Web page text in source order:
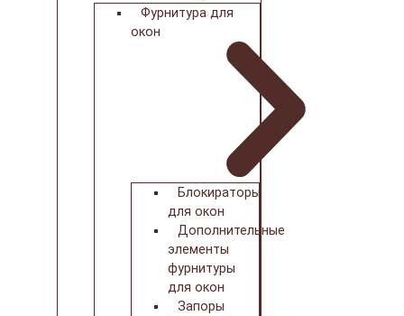
Фурнитура для
окон
Блокираторы
для окон
Дополнительные
элементы
фурнитуры
для окон
Запоры